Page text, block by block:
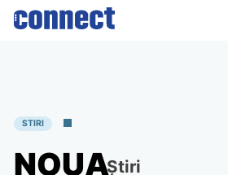
Skip
STIRI
NOUAȘtiri